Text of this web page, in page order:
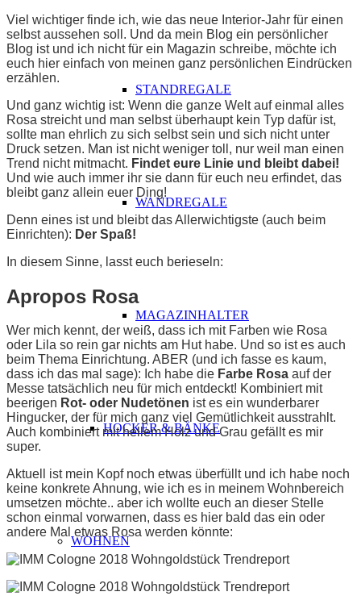
STANDREGALE
WANDREGALE
MAGAZINHALTER
HOCKER & BÄNKE
WOHNEN
Viel wichtiger finde ich, wie das neue Interior-Jahr für einen
selbst aussehen soll. Und da mein Blog ein persönlicher
Blog ist und ich nicht für ein Magazin schreibe, möchte ich
euch hier einfach von meinen ganz persönlichen Eindrücken
erzählen.
Und ganz wichtig ist: Wenn die ganze Welt auf einmal alles
Rosa streicht und man selbst überhaupt kein Typ dafür ist,
sollte man ehrlich zu sich selbst sein und sich nicht unter
Druck setzen. Man ist nicht weniger toll, nur weil man einen
Trend nicht mitmacht. Findet eure Linie und bleibt dabei!
Und wie auch immer ihr sie dann für euch neu erfindet, das
bleibt ganz allein euer Ding!
Denn eines ist und bleibt das Allerwichtigste (auch beim
Einrichten): Der Spaß!
In diesem Sinne, lasst euch berieseln:
Apropos Rosa
Wer mich kennt, der weiß, dass ich mit Farben wie Rosa
oder Lila so rein gar nichts am Hut habe. Und so ist es auch
beim Thema Einrichtung. ABER (und ich fasse es kaum,
dass ich das mal sage): Ich habe die Farbe Rosa auf der
Messe tatsächlich neu für mich entdeckt! Kombiniert mit
beerigen Rot- oder Nudetönen ist es ein wunderbarer
Hingucker, der für mich ganz viel Gemütlichkeit ausstrahlt.
Auch kombiniert mit hellem Holz und Grau gefällt es mir
super.
Aktuell ist mein Kopf noch etwas überfüllt und ich habe noch
keine konkrete Ahnung, wie ich es in meinem Wohnbereich
umsetzen möchte.. aber ich wollte euch an dieser Stelle
schon einmal vorwarnen, dass es hier bald das ein oder
andere Mal etwas Rosa werden könnte: